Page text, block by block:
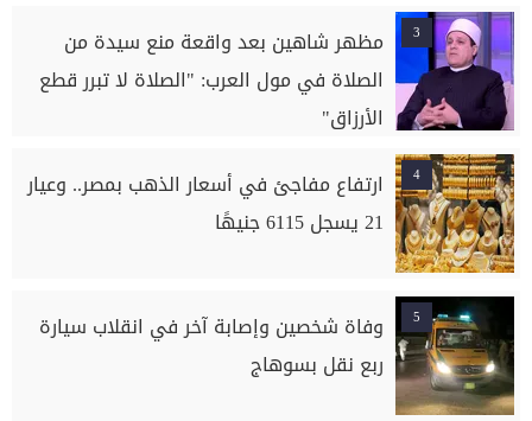
3
مظهر شاهين بعد واقعة منع سيدة من
الصلاة في مول العرب: "الصلاة لا تبرر قطع
الأرزاق"
4
ارتفاع مفاجئ في أسعار الذهب بمصر.. وعيار
21 يسجل 6115 جنيهًا
5
وفاة شخصين وإصابة آخر في انقلاب سيارة
ربع نقل بسوهاج